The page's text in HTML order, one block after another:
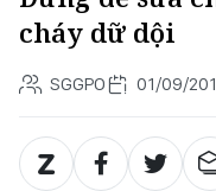
cháy dữ dội
SGGPO 01/09/